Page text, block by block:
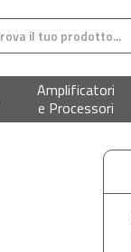
Amplificatori
e Processori